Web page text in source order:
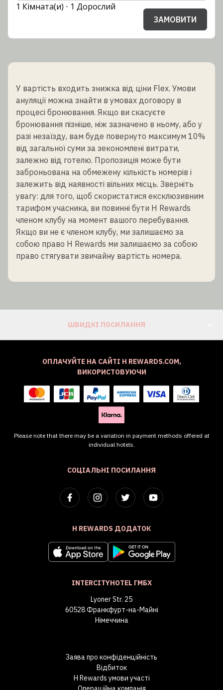
1 Кімната(и) ⋅ 1 Дорослий
ЗАМОВИТИ
У вартість входить знижка від ціни Flex. Умови
ануляції можна знайти в умовах договору в
процесі бронювання. Якщо ви скасуєте
бронювання пізніше, ніж зазначено в ньому, або у
разі незаїзду, вам буде повернуто максимум 10%
від загальної суми за зекономлені витрати,
залежно від готелю. Пропозиція може бути
заброньована на обмежену кількість номерів і
залежить від наявності вільних місць. Зверніть
увагу: для того, щоб скористатися ексклюзивним
тарифом учасника, ви повинні бути H Rewards
членом клубу на момент вашого перебування.
Якщо ви не є членом клубу, ми залишаємо за
собою право H Rewards ми залишаємо за собою
право стягувати звичайну вартість номера.
ШВИДКІ ПОСИЛАННЯ
СОЦІАЛЬНІ ПОСИЛАННЯ
H REWARDS ДОДАТОК
INTERCITYHOTEL ГМБХ
Lyoner Str. 25
60528 Франкфурт-на-Майні
Німеччина
ОПЛАЧУЙТЕ НА САЙТІ H REWARDS.COM,
ВИКОРИСТОВУЮЧИ
Please note that there may be a variation in payment methods offered at
individual hotels.
Заява про конфіденційність
Відбиток
H Rewards умови участі